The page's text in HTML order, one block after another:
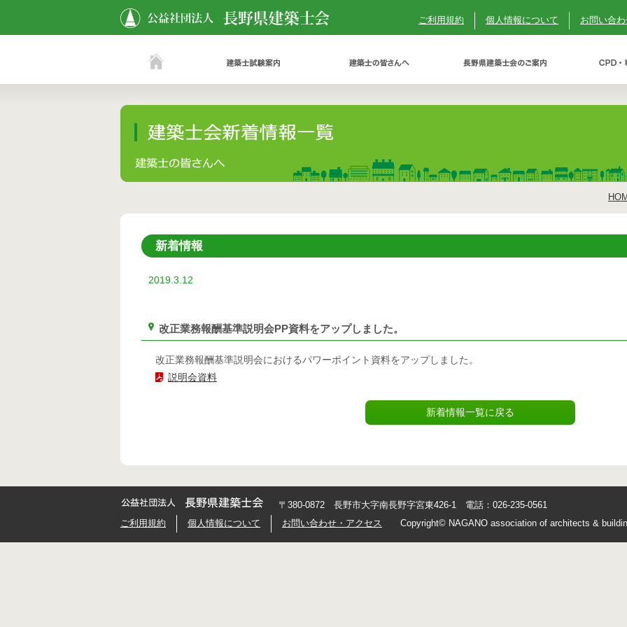
ご利用規約 個人情報について お問い合
新着情報
2019.3.12
改正業務報酬基準説明会PP資料をアップしました。
改正業務報酬基準説明会におけるパワーポイント資料をアップしました。
説明会資料
新着情報一覧に戻る
〒380-0872 長野市大字南長野字宮東426-1 電話：026-235-0561
ご利用規約
個人情報について お問い合わせ・アクセス Copyright© NAGANO association of architects &